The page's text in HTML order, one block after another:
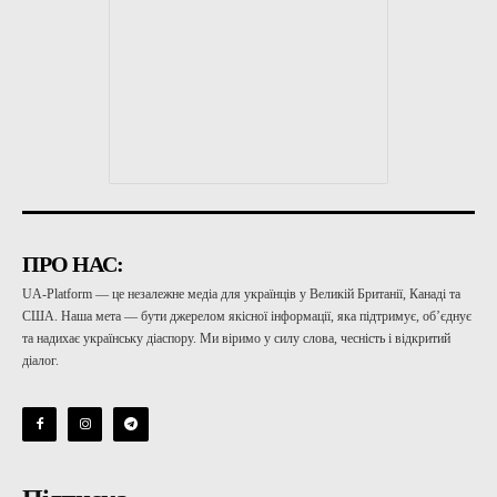
ПРО НАС:
UA-Platform — це незалежне медіа для українців у Великій Британії, Канаді та
США. Наша мета — бути джерелом якісної інформації, яка підтримує, об’єднує
та надихає українську діаспору. Ми віримо у силу слова, чесність і відкритий
діалог.